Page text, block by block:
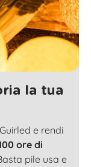
la tua
e rendi
ore di
pile usa e